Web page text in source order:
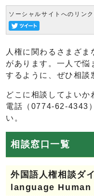
ソーシャルサイトへのリン
人権に関わるさまざ
があります。一人で悩
するように、ぜひ相談
どこに相談してよいか
電話（0774-62-4343
い。
相談窓口一覧
外国語人権相談ダ
language Human